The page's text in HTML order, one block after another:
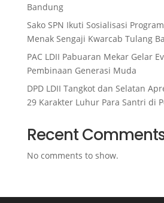
Bandung
Sako SPN Ikuti Sosialisasi
Menak Sengaji Kwarcab Tulang
PAC LDII Pabuaran Mekar Gelar
Pembinaan Generasi Muda
DPD LDII Tangkot dan Selatan
29 Karakter Luhur Para Santri di
Recent
No comments to show.